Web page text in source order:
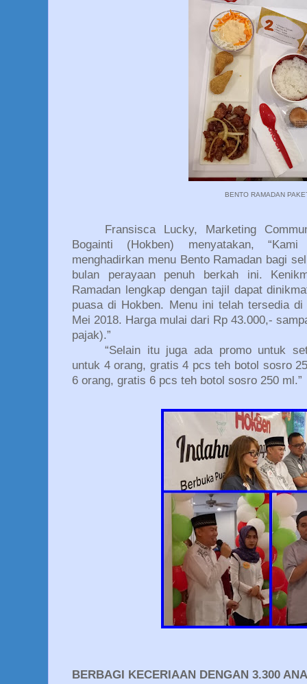
BENTO RAMADAN
Fransisca Lucky, Marketing
Bogainti (Hokben) menyatakan,
menghadirkan menu Bento Ramadan bagi
bulan perayaan penuh berkah ini.
Ramadan lengkap dengan tajil dapat
puasa di Hokben. Menu ini telah tersedia
Mei 2018. Harga mulai dari Rp 43.000,-
pajak).”
“Selain itu juga ada promo untuk
untuk 4 orang, gratis 4 pcs teh botol sosro
6 orang, gratis 6 pcs teh botol sosro 250 ml.”
BERBAGI KECERIAAN DENGAN 3.300